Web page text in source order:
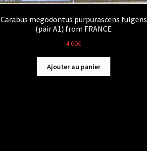
Carabus megodontus purpurascens fulgens
(pair A1) from FRANCE
4.00€
Ajouter au panier